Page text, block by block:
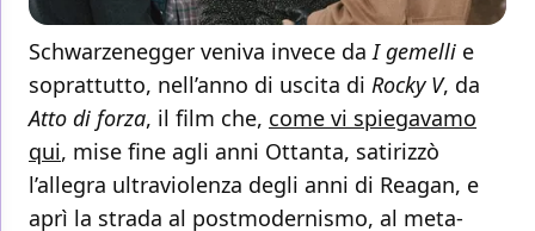
Schwarzenegger veniva invece daI gemelli e
soprattutto, nell’anno di uscita di Rocky V, da
Atto di forza, il film che, come vi spiegavamo
qui, mise fine agli anni Ottanta, satirizzò
l’allegra ultraviolenza degli anni di Reagan, e
aprì la strada al postmodernismo, al meta-